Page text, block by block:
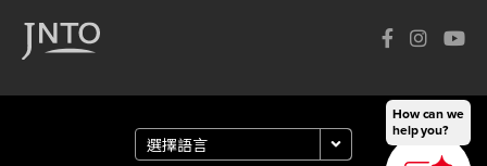
How can we
help you?